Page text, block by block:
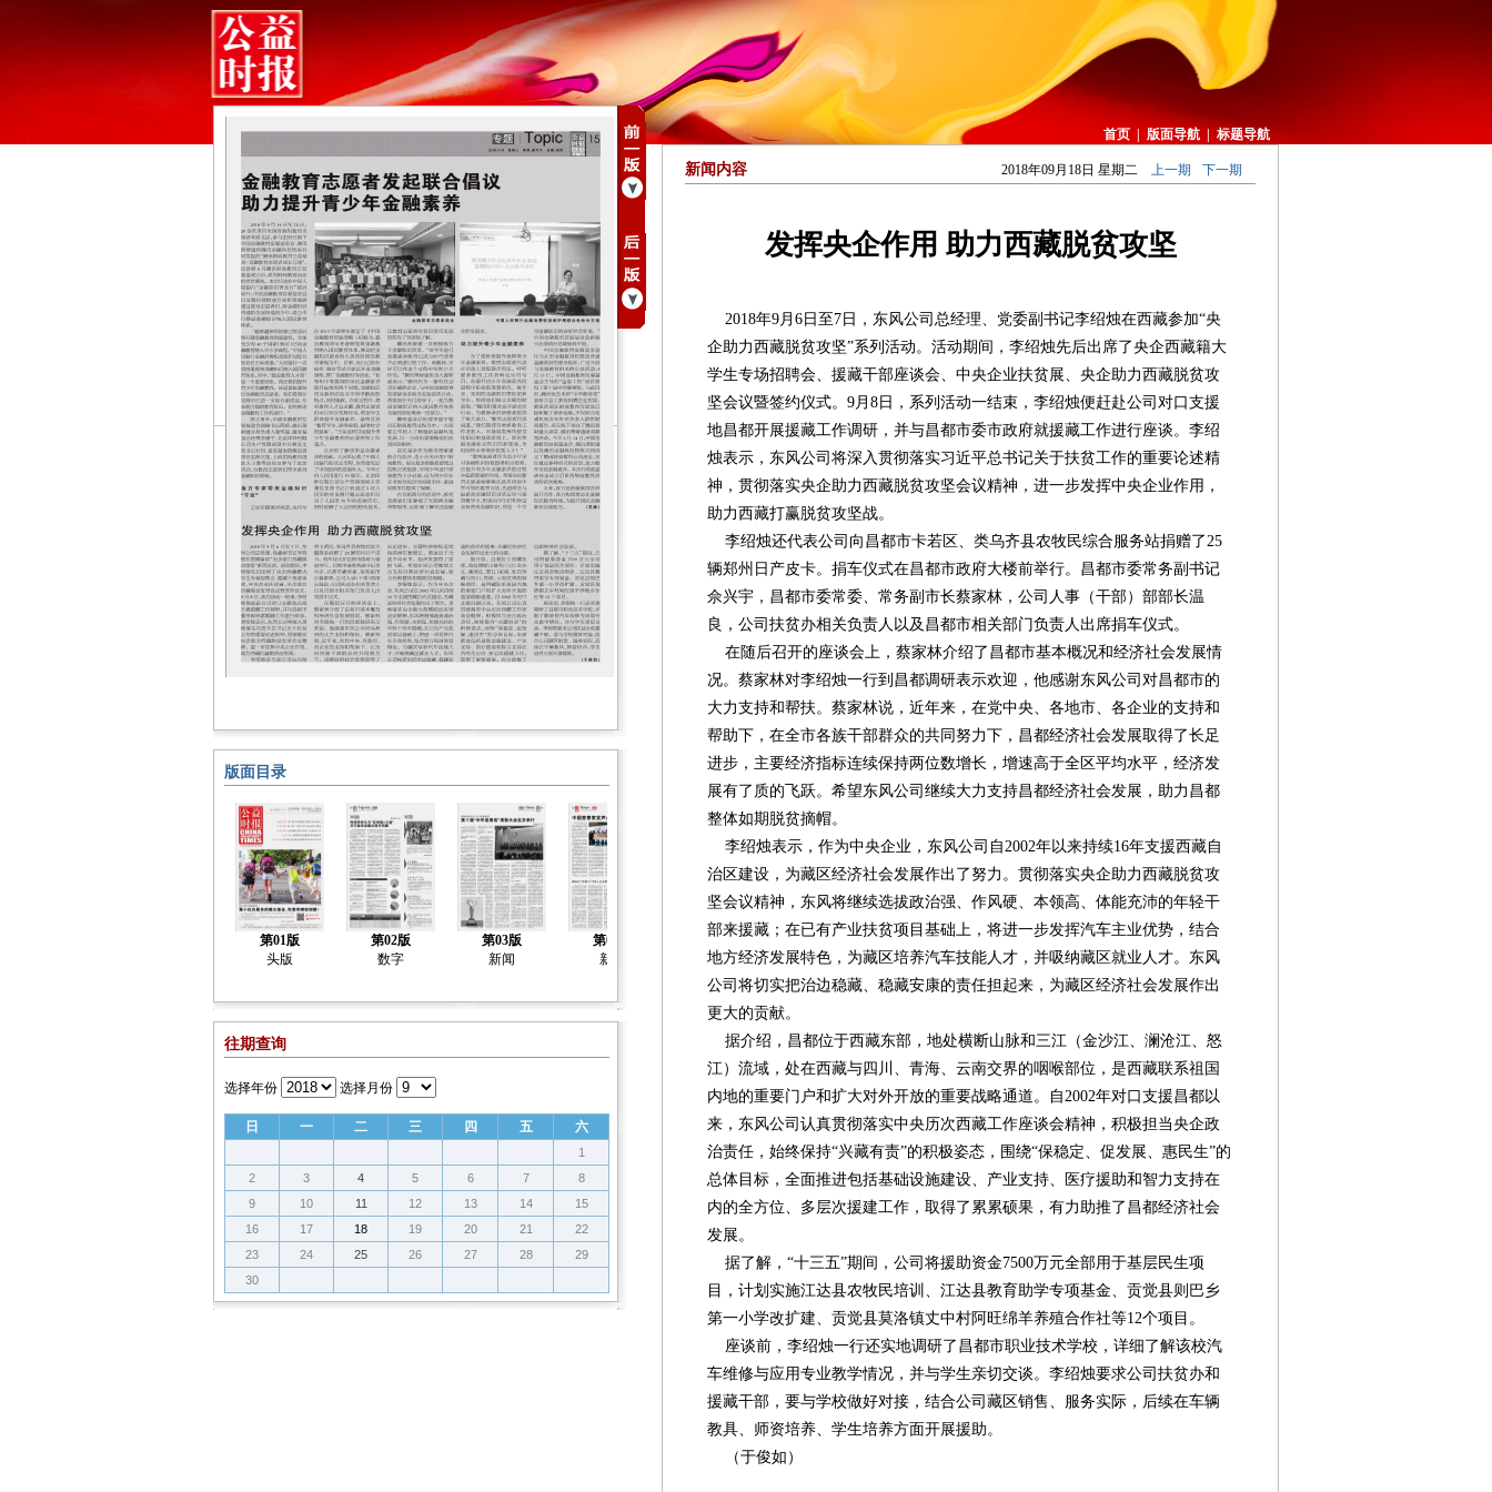
首页 版面导航 标题导航
版面目录
第01版
头版
第02版
数字
第03版
新闻
第04版
新闻
第05版
新闻
第06版
新闻
第07版
新闻
第08版
封面报道
第09版
新闻
往期查询
选择年份 选择月份
日 一 二 三 四 五 六
1
2
3 4 5 6 7
8
9
10 11 12 13 14
15
16
17 18 19 20 21
22
23
24 25 26 27 28
29
30
新闻内容 2018年09月18日 星期二 上一期 下一期
发挥央企作用 助力西藏脱贫攻坚
2018年9月6日至7日，东风公司总经理、党委副书记李绍烛在西藏参加“央
企助力西藏脱贫攻坚”系列活动。活动期间，李绍烛先后出席了央企西藏籍大
学生专场招聘会、援藏干部座谈会、中央企业扶贫展、央企助力西藏脱贫攻
坚会议暨签约仪式。9月8日，系列活动一结束，李绍烛便赶赴公司对口支援
地昌都开展援藏工作调研，并与昌都市委市政府就援藏工作进行座谈。李绍
烛表示，东风公司将深入贯彻落实习近平总书记关于扶贫工作的重要论述精
神，贯彻落实央企助力西藏脱贫攻坚会议精神，进一步发挥中央企业作用，
助力西藏打赢脱贫攻坚战。
李绍烛还代表公司向昌都市卡若区、类乌齐县农牧民综合服务站捐赠了25
辆郑州日产皮卡。捐车仪式在昌都市政府大楼前举行。昌都市委常务副书记
佘兴宇，昌都市委常委、常务副市长蔡家林，公司人事（干部）部部长温
良，公司扶贫办相关负责人以及昌都市相关部门负责人出席捐车仪式。
在随后召开的座谈会上，蔡家林介绍了昌都市基本概况和经济社会发展情
况。蔡家林对李绍烛一行到昌都调研表示欢迎，他感谢东风公司对昌都市的
大力支持和帮扶。蔡家林说，近年来，在党中央、各地市、各企业的支持和
帮助下，在全市各族干部群众的共同努力下，昌都经济社会发展取得了长足
进步，主要经济指标连续保持两位数增长，增速高于全区平均水平，经济发
展有了质的飞跃。希望东风公司继续大力支持昌都经济社会发展，助力昌都
整体如期脱贫摘帽。
李绍烛表示，作为中央企业，东风公司自2002年以来持续16年支援西藏自
治区建设，为藏区经济社会发展作出了努力。贯彻落实央企助力西藏脱贫攻
坚会议精神，东风将继续选拔政治强、作风硬、本领高、体能充沛的年轻干
部来援藏；在已有产业扶贫项目基础上，将进一步发挥汽车主业优势，结合
地方经济发展特色，为藏区培养汽车技能人才，并吸纳藏区就业人才。东风
公司将切实把治边稳藏、稳藏安康的责任担起来，为藏区经济社会发展作出
更大的贡献。
据介绍，昌都位于西藏东部，地处横断山脉和三江（金沙江、澜沧江、怒
江）流域，处在西藏与四川、青海、云南交界的咽喉部位，是西藏联系祖国
内地的重要门户和扩大对外开放的重要战略通道。自2002年对口支援昌都以
来，东风公司认真贯彻落实中央历次西藏工作座谈会精神，积极担当央企政
治责任，始终保持“兴藏有责”的积极姿态，围绕“保稳定、促发展、惠民生”的
总体目标，全面推进包括基础设施建设、产业支持、医疗援助和智力支持在
内的全方位、多层次援建工作，取得了累累硕果，有力助推了昌都经济社会
发展。
据了解，“十三五”期间，公司将援助资金7500万元全部用于基层民生项
目，计划实施江达县农牧民培训、江达县教育助学专项基金、贡觉县则巴乡
第一小学改扩建、贡觉县莫洛镇丈中村阿旺绵羊养殖合作社等12个项目。
座谈前，李绍烛一行还实地调研了昌都市职业技术学校，详细了解该校汽
车维修与应用专业教学情况，并与学生亲切交谈。李绍烛要求公司扶贫办和
援藏干部，要与学校做好对接，结合公司藏区销售、服务实际，后续在车辆
教具、师资培养、学生培养方面开展援助。
（于俊如）